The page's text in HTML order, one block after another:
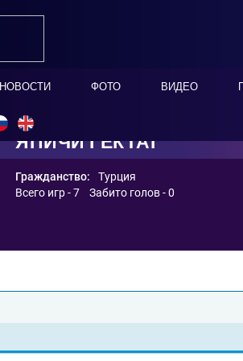
НОВОСТИ ФОТО ВИДЕО
ЯПИЧИ ГЁКТАГ
Гражданство:
Турция
Всего игр - 7 Забито голов - 0